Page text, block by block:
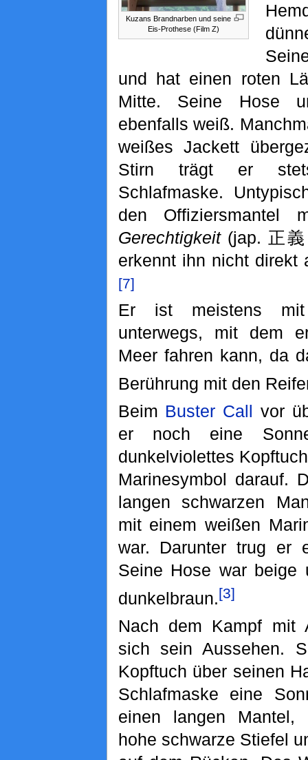
Kuzans Brandnarben und seine
Eis-Prothese (Film Z)
und hat einen roten
Mitte. Seine Hose
ebenfalls weiß.
weißes Jackett
Stirn trägt er
Schlafmaske.
den Offiziersmantel
Gerechtigkeit(jap. 正義
erkennt ihn nicht direkt
[7]
Er ist meistens
unterwegs, mit dem
Meer fahren kann, da
Berührung mit den
Beim Buster Call vor
er noch eine
dunkelviolettes
Marinesymbol darauf.
langen schwarzen
mit einem weißen
war. Darunter trug er
Seine Hose war beige
dunkelbraun.[3]
Nach dem Kampf mit
sich sein Aussehen.
Kopftuch über seinen
Schlafmaske eine
einen langen
hohe schwarze Stiefel